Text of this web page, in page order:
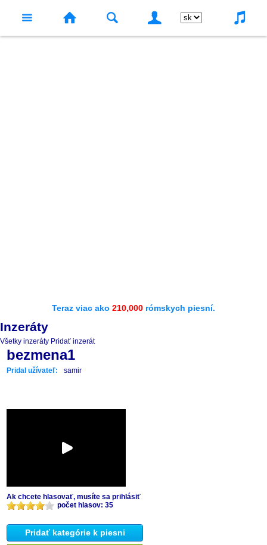
Teraz viac ako 210,000 rómskych piesní.
Inzeráty
Všetky inzeráty Pridať inzerát
bezmena1
Pridal užívateľ: samir
Ak chcete hlasovať, musíte sa prihlásiť
počet hlasov: 35
Pridať kategórie k piesni